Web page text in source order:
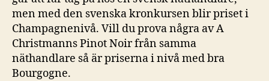
men med den svenska kronkursen blir priset i
Champagnenivå. Vill du prova några av A
Christmanns Pinot Noir från samma
näthandlare så är priserna i nivå med bra
Bourgogne.